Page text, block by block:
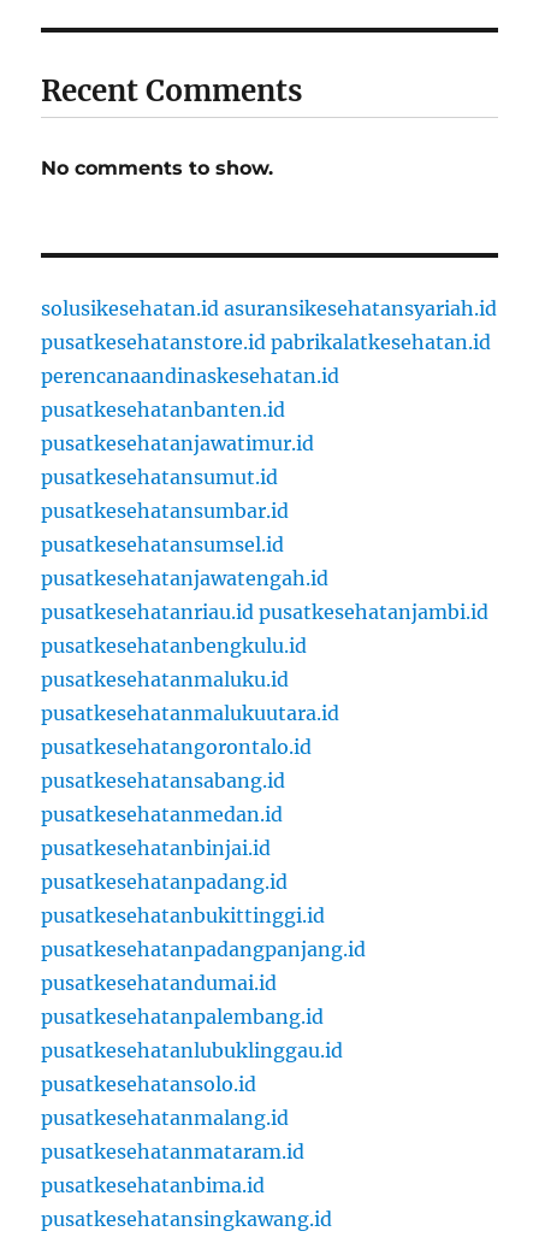
Recent Comments
No comments to show.
solusikesehatan.id asuransikesehatansyariah.id
pusatkesehatanstore.id pabrikalatkesehatan.id
perencanaandinaskesehatan.id
pusatkesehatanbanten.id
pusatkesehatanjawatimur.id
pusatkesehatansumut.id
pusatkesehatansumbar.id
pusatkesehatansumsel.id
pusatkesehatanjawatengah.id
pusatkesehatanriau.id pusatkesehatanjambi.id
pusatkesehatanbengkulu.id
pusatkesehatanmaluku.id
pusatkesehatanmalukuutara.id
pusatkesehatangorontalo.id
pusatkesehatansabang.id
pusatkesehatanmedan.id
pusatkesehatanbinjai.id
pusatkesehatanpadang.id
pusatkesehatanbukittinggi.id
pusatkesehatanpadangpanjang.id
pusatkesehatandumai.id
pusatkesehatanpalembang.id
pusatkesehatanlubuklinggau.id
pusatkesehatansolo.id
pusatkesehatanmalang.id
pusatkesehatanmataram.id
pusatkesehatanbima.id
pusatkesehatansingkawang.id